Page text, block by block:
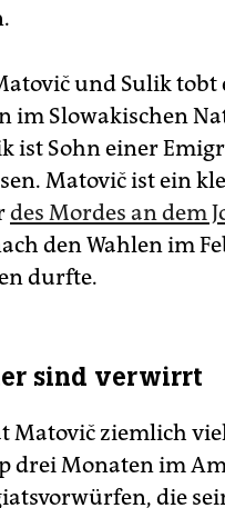
und Sulik
im Slowakischen
ist Sohn einer
Matovič ist ein
des Mordes an dem
den Wahlen im
durfte.
sind verwirrt
Matovič ziemlich
drei Monaten im
die